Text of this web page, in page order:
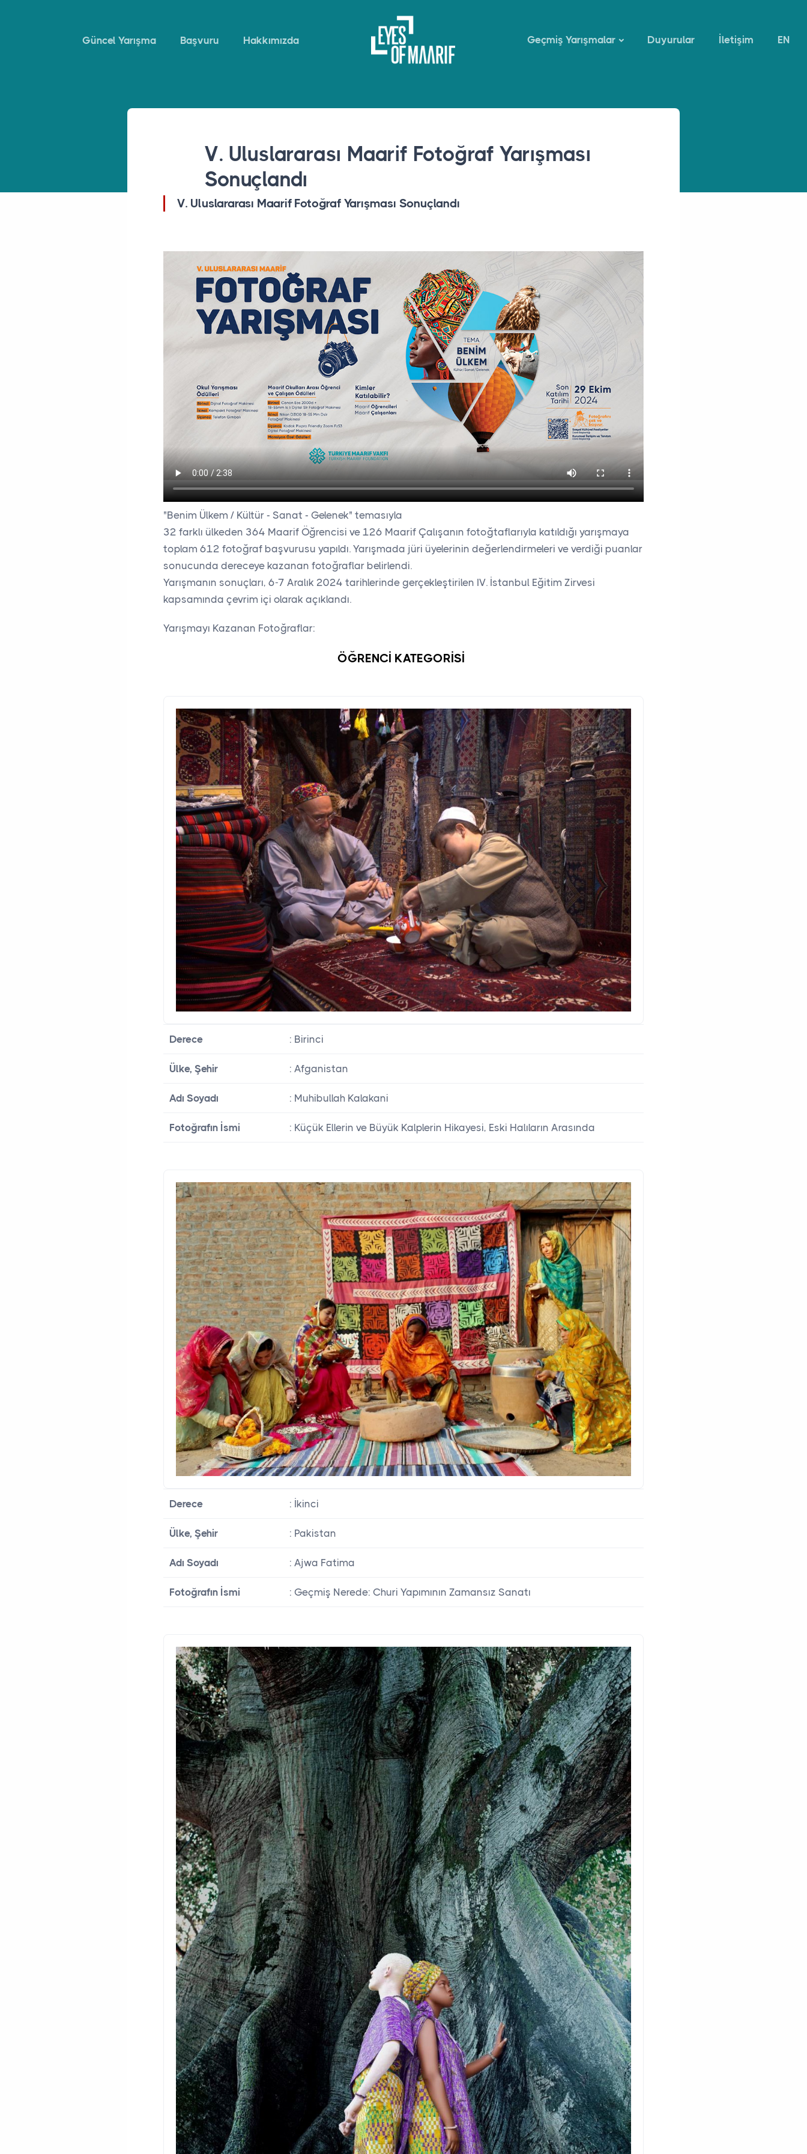
Güncel Yarışma Başvuru Hakkımızda Geçmiş Yarışmalar Duyurular İletişim EN
V. Uluslararası Maarif Fotoğraf Yarışması
Sonuçlandı
V. Uluslararası Maarif Fotoğraf Yarışması Sonuçlandı
"Benim Ülkem / Kültür - Sanat - Gelenek" temasıyla
32 farklı ülkeden 364 Maarif Öğrencisi ve 126 Maarif Çalışanın fotoğtaflarıyla katıldığı yarışmaya
toplam 612 fotoğraf başvurusu yapıldı. Yarışmada jüri üyelerinin değerlendirmeleri ve verdiği puanlar
sonucunda dereceye kazanan fotoğraflar belirlendi.
Yarışmanın sonuçları, 6-7 Aralık 2024 tarihlerinde gerçekleştirilen IV. İstanbul Eğitim Zirvesi
kapsamında çevrim içi olarak açıklandı.
Yarışmayı Kazanan Fotoğraflar:
ÖĞRENCİ KATEGORİSİ
Derece : Birinci
Ülke, Şehir : Afganistan
Adı Soyadı : Muhibullah Kalakani
Fotoğrafın İsmi : Küçük Ellerin ve Büyük Kalplerin Hikayesi, Eski Halıların Arasında
Derece : İkinci
Ülke, Şehir : Pakistan
Adı Soyadı : Ajwa Fatima
Fotoğrafın İsmi : Geçmiş Nerede: Churi Yapımının Zamansız Sanatı